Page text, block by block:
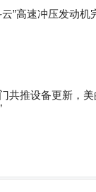
云”高速冲压发动机
共推设备更新，